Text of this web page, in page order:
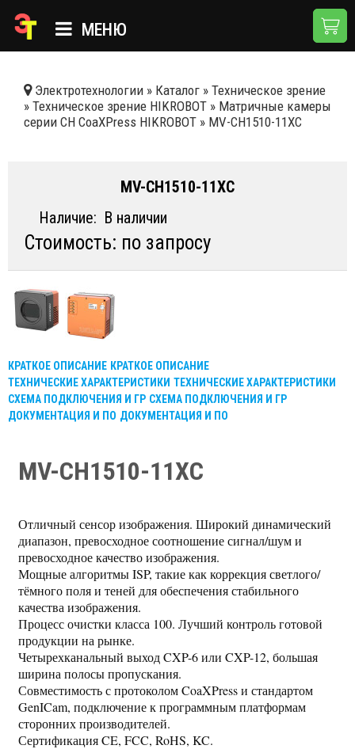
МЕНЮ
КАТАЛОГ
НОВОСТИ
ДОСТАВКА И ОПЛАТА
КОНТАКТЫ
Электротехнологии » Каталог » Техническое зрение
» Техническое зрение HIKROBOT » Матричные камеры
серии CH CoaXPress HIKROBOT » MV-CH1510-11XC
MV-CH1510-11XC
Наличие: В наличии
Стоимость: по запросу
КРАТКОЕ ОПИСАНИЕ КРАТКОЕ ОПИСАНИЕ
ТЕХНИЧЕСКИЕ ХАРАКТЕРИСТИКИ ТЕХНИЧЕСКИЕ ХАРАКТЕРИСТИКИ
СХЕМА ПОДКЛЮЧЕНИЯ И ГР СХЕМА ПОДКЛЮЧЕНИЯ И ГР
ДОКУМЕНТАЦИЯ И ПО ДОКУМЕНТАЦИЯ И ПО
MV-CH1510-11XC
Отличный сенсор изображения. Широкий динамический
диапазон, превосходное соотношение сигнал/шум и
превосходное качество изображения.
Мощные алгоритмы ISP, такие как коррекция светлого/
тёмного поля и теней для обеспечения стабильного
качества изображения.
Процесс очистки класса 100. Лучший контроль готовой
продукции на рынке.
Четырехканальный выход CXP-6 или CXP-12, большая
ширина полосы пропускания.
Совместимость с протоколом CoaXPress и стандартом
GenICam, подключение к программным платформам
сторонних производителей.
Сертификация CE, FCC, RoHS, KC.